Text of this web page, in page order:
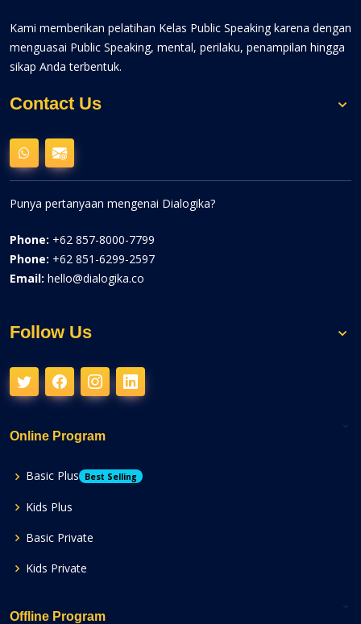
Kami memberikan pelatihan Kelas Public Speaking karena dengan
menguasai Public Speaking, mental, perilaku, penampilan hingga
sikap Anda terbentuk.
Contact Us
Punya pertanyaan mengenai Dialogika?
Phone: +62 857-8000-7799
Phone: +62 851-6299-2597
Email: hello@dialogika.co
Follow Us
Online Program
Basic Plus Best Selling
Kids Plus
Basic Private
Kids Private
Offline Program